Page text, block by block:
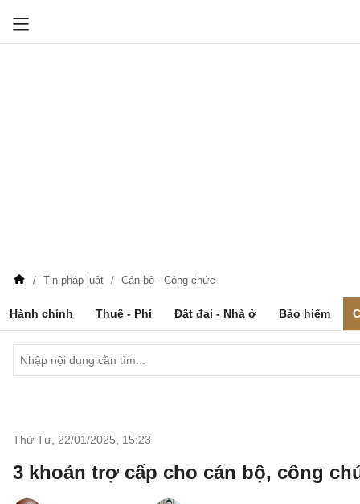
Tin pháp luật Cán bộ - Công chức
Hành chính Thuế - Phí Đất đai - Nhà ở Bảo hiểm
Thứ Tư, 22/01/2025 15:23
3 khoản trợ cấp cho cán bộ, công